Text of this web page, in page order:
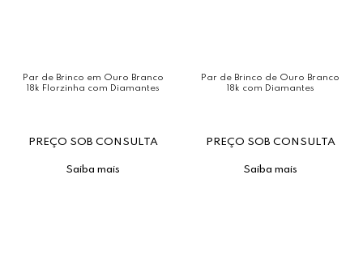
Par de Brinco em Ouro Branco
18k Florzinha com Diamantes
PREÇO SOB CONSULTA
Saiba mais
Par de Brinco de Ouro Branco
18k com Diamantes
PREÇO SOB CONSULTA
Saiba mais